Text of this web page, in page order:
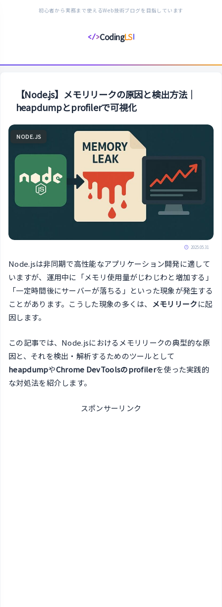
初心者から実務まで使えるWeb技術ブログを目指しています
</>CodingLS
コ
デ
ン
グ
イ
フ
ス
タ
イ
ル
【Node.js】メモリリークの原因と検出方法｜
heapdumpとprofilerで可視化
NODE.JS
2025.05.31
Node.jsは非同期で高性能なアプリケーション開発に適して
いますが、運用中に「メモリ使用量がじわじわと増加する」
「一定時間後にサーバーが落ちる」といった現象が発生する
ことがあります。こうした現象の多くは、
メモリリークに起
因します。
この記事では、Node.jsにおけるメモリリークの典型的な原
因と、それを検出・解析するためのツールとして
heapdumpやChrome DevToolsのprofilerを使った実践的
な対処法を紹介します。
スポンサーリンク